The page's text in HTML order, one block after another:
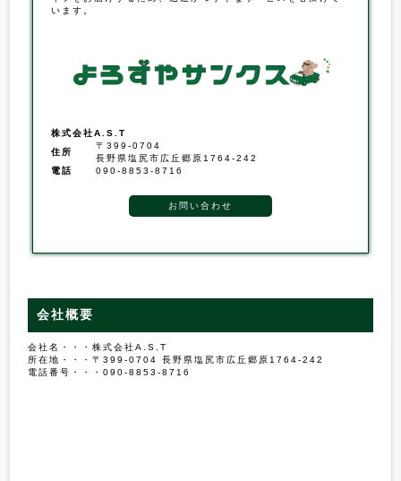
います。
株式会社A.S.T
住所
〒399-0704
長野県塩尻市広丘郷原1764-242
電話
090-8853-8716
お問い合わせ
会社概要
会社名・・・株式会社A.S.T
所在地・・・〒399-0704 長野県塩尻市広丘郷原1764-242
電話番号・・・090-8853-8716